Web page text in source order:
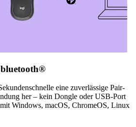
bluetooth®
eine zuverlässige Pair-
her – kein Dongle oder USB-Port
Windows, macOS, ChromeOS, Linux